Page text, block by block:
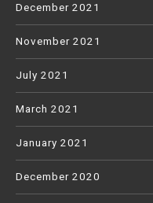
December 2021
November 2021
July 2021
March 2021
January 2021
December 2020